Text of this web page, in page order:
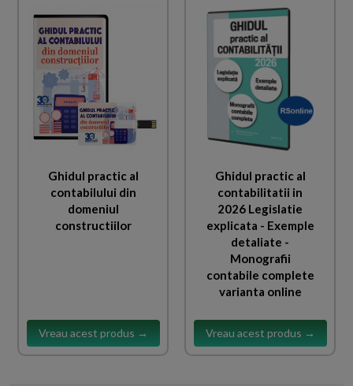
Ghidul practic al
contabilului din
domeniul
constructiilor
Vreau acest produs →
Ghidul practic al
contabilitatii in
2026 Legislatie
explicata - Exemple
detaliate -
Monografii
contabile complete
varianta online
Vreau acest produs →